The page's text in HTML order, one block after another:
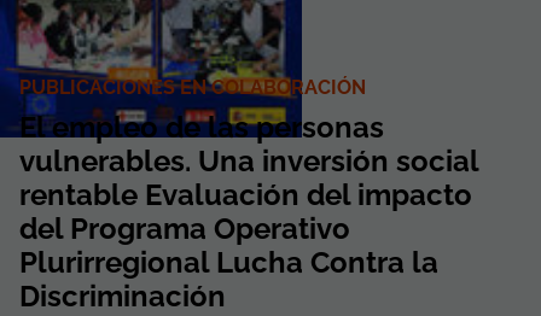
PUBLICACIONES EN COLABORACIÓN
El empleo de las personas
vulnerables. Una inversión social
rentable Evaluación del impacto
del Programa Operativo
Plurirregional Lucha Contra la
Discriminación